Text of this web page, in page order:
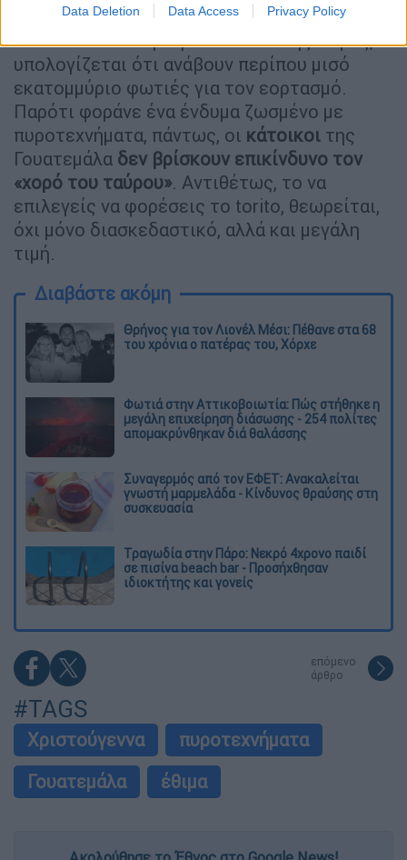
Data Deletion Data Access Privacy Policy
άφιξη των Ισπανών κατακτητών τον 16ο
αιώνα.Μόνο στην πρωτεύουσα της χώρας,
υπολογίζεται ότι ανάβουν περίπου μισό
εκατομμύριο φωτιές για τον εορτασμό.
Παρότι φοράνε ένα ένδυμα ζωσμένο με
πυροτεχνήματα, πάντως, οι κάτοικοι της
Γουατεμάλα δεν βρίσκουν επικίνδυνο τον
«χορό του ταύρου». Αντιθέτως, το να
επιλεγείς να φορέσεις το torito, θεωρείται,
όχι μόνο διασκεδαστικό, αλλά και μεγάλη
τιμή.
Διαβάστε ακόμη
Θρήνος για τον Λιονέλ Μέσι: Πέθανε στα 68
του χρόνια ο πατέρας του, Χόρχε
Φωτιά στην Αττικοβοιωτία: Πώς στήθηκε η
μεγάλη επιχείρηση διάσωσης - 254 πολίτες
απομακρύνθηκαν διά θαλάσσης
Συναγερμός από τον ΕΦΕΤ: Ανακαλείται
γνωστή μαρμελάδα - Κίνδυνος θραύσης στη
συσκευασία
Τραγωδία στην Πάρο: Νεκρό 4χρονο παιδί
σε πισίνα beach bar - Προσήχθησαν
ιδιοκτήτης και γονείς
επόμενο
άρθρο
#TAGS
Χριστούγεννα
πυροτεχνήματα
Γουατεμάλα
έθιμα